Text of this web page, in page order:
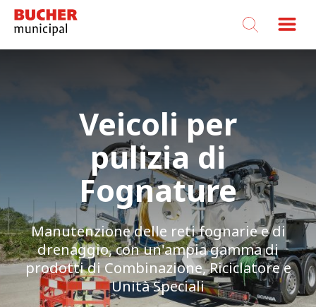
Bucher
Municipal
Veicoli per
pulizia di
Fognature
Manutenzione delle reti fognarie e di
drenaggio, con un'ampia gamma di
prodotti di Combinazione, Riciclatore e
Unità Speciali